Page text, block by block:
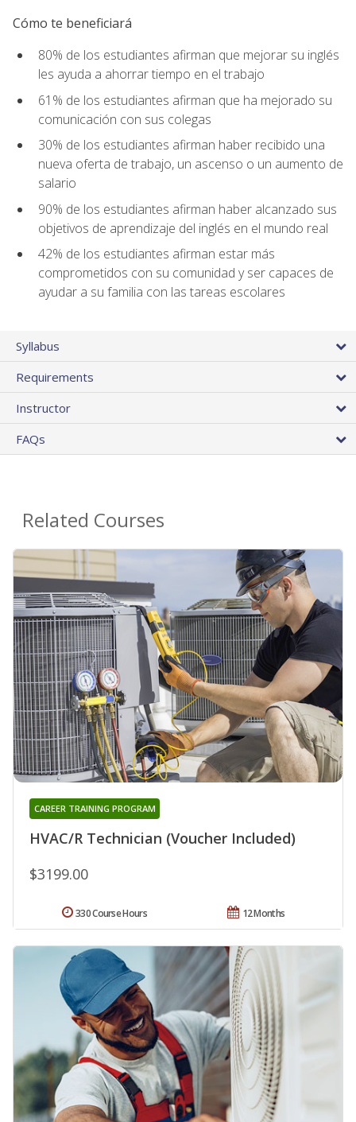
Cómo te beneficiará
80% de los estudiantes afirman que mejorar su inglés
les ayuda a ahorrar tiempo en el trabajo
61% de los estudiantes afirman que ha mejorado su
comunicación con sus colegas
30% de los estudiantes afirman haber recibido una
nueva oferta de trabajo, un ascenso o un aumento de
salario
90% de los estudiantes afirman haber alcanzado sus
objetivos de aprendizaje del inglés en el mundo real
42% de los estudiantes afirman estar más
comprometidos con su comunidad y ser capaces de
ayudar a su familia con las tareas escolares
Syllabus
Requirements
Instructor
FAQs
Related Courses
HVAC/R Technician (Voucher Included)
CAREER TRAINING PROGRAM
$3199.00
12 Months
330 Course Hours